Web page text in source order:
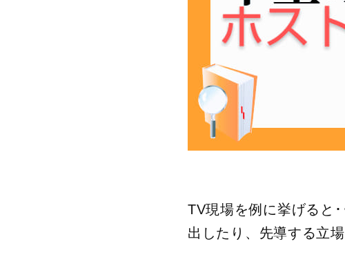
TV現場を例に挙げると
出したり、先導する立場